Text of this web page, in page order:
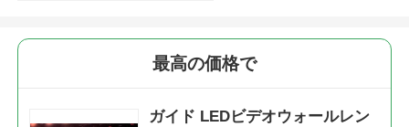
最高の価格で
ガイド LEDビデオウォールレン